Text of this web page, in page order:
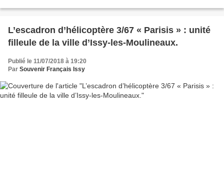
L’escadron d’hélicoptère 3/67 « Parisis » : unité
filleule de la ville d’Issy-les-Moulineaux.
Publié le 11/07/2018 à 19:20
Par Souvenir Français Issy